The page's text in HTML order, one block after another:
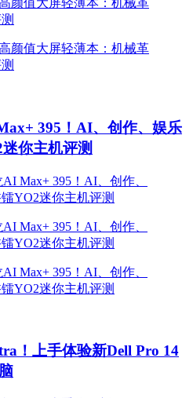
395！AI、创作、娱乐
你主机评测
！上手体验新Dell Pro 14